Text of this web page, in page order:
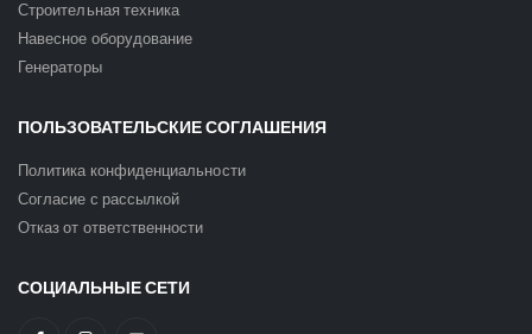
Строительная техника
Навесное оборудование
Генераторы
ПОЛЬЗОВАТЕЛЬСКИЕ СОГЛАШЕНИЯ
Политика конфиденциальности
Согласие с рассылкой
Отказ от ответственности
СОЦИАЛЬНЫЕ СЕТИ